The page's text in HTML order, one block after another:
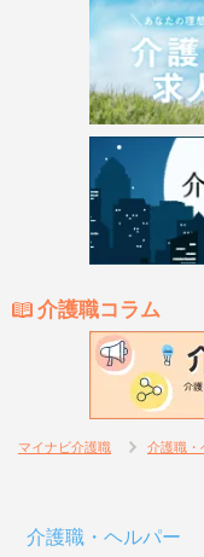
介護職コラム
マイナビ介護職 介護職・
介護職・ヘルパー